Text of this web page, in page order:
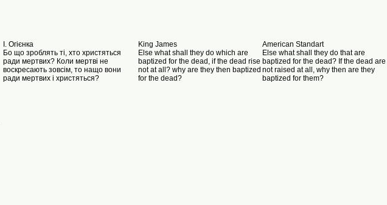
I. Oгієнка
Бо що зроблять ті, хто христяться
ради мертвих? Коли мертві не
воскресають зовсім, то нащо вони
ради мертвих і христяться?
King James
Else what shall they do which are
baptized for the dead, if the dead rise
not at all? why are they then baptized
for the dead?
American Standart
Else what shall they do that are
baptized for the dead? If the dead are
not raised at all, why then are they
baptized for them?